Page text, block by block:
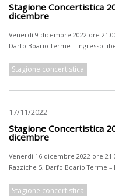
Stagione Concertistica
dicembre
Venerdì 9 dicembre 2022 ore
Darfo Boario Terme – Ingresso
Stagione concertistica
17/11/2022
Stagione Concertistica
dicembre
Venerdì 16 dicembre 2022 ore
Razziche 5, Darfo Boario Terme –
Stagione concertistica